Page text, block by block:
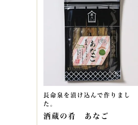
長命泉を漬け込んで作りまし
た。
酒蔵の肴 あなご